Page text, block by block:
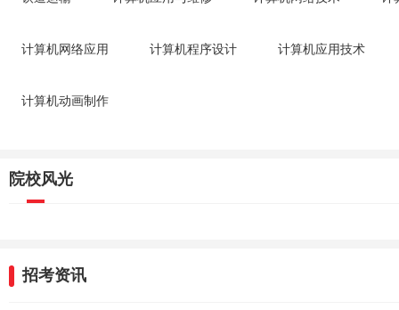
计算机网络应用 计算机程序设计 计算机应用技术
计算机动画制作
院校风光
招考资讯